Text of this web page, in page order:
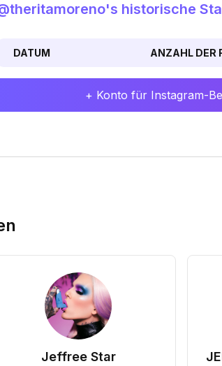
historische
DATUM ANZAHL DER
+ Konto für Instagram-
Jeffree Star